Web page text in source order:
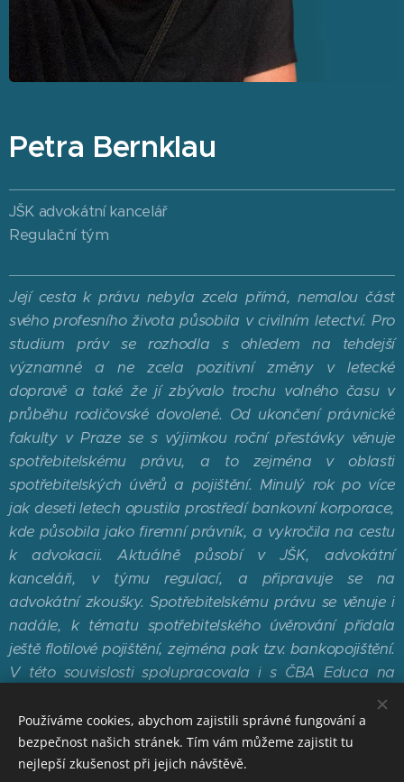
Petra Bernklau
JŠK advokátní kancelář
Regulační tým
Její cesta k právu nebyla zcela přímá, nemalou část
svého profesního života působila v civilním letectví. Pro
studium práv se rozhodla s ohledem na tehdejší
významné a ne zcela pozitivní změny v letecké
dopravě a také že jí zbývalo trochu volného času v
průběhu rodičovské dovolené. Od ukončení právnické
fakulty v Praze se s výjimkou roční přestávky věnuje
spotřebitelskému právu, a to zejména v oblasti
spotřebitelských úvěrů a pojištění. Minulý rok po více
jak deseti letech opustila prostředí bankovní korporace,
kde působila jako firemní právník, a vykročila na cestu
k advokacii. Aktuálně působí v JŠK, advokátní
kanceláři, v týmu regulací, a připravuje se na
advokátní zkoušky. Spotřebitelskému právu se věnuje i
nadále, k tématu spotřebitelského úvěrování přidala
ještě flotilové pojištění, zejména pak tzv. bankopojištění.
V této souvislosti spolupracovala i s ČBA Educa na
Používáme cookies, abychom zajistili správné fungování a
bezpečnost našich stránek. Tím vám můžeme zajistit tu
nejlepší zkušenost při jejich návštěvě.